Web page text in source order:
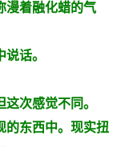
漫着融化蜡的气
话。
次感觉不同。
的东西中。现实扭